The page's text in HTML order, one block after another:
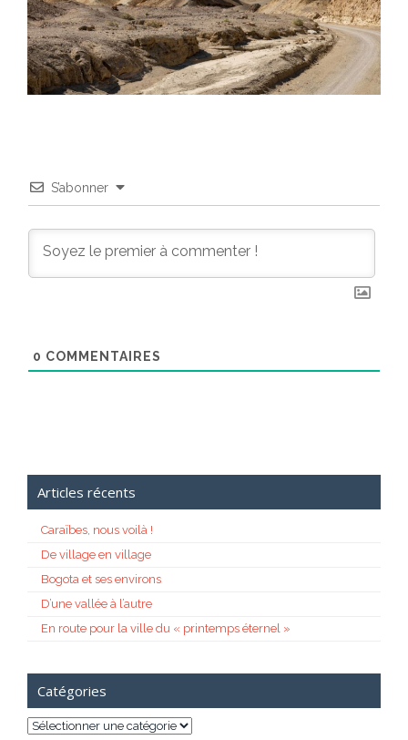
S’abonner
0 COMMENTAIRES
Articles récents
Caraïbes, nous voilà !
De village en village
Bogota et ses environs
D’une vallée à l’autre
En route pour la ville du « printemps éternel »
Catégories
Catégories